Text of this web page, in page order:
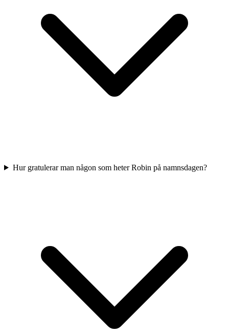
Hur gratulerar man någon som heter Robin på namnsdagen?